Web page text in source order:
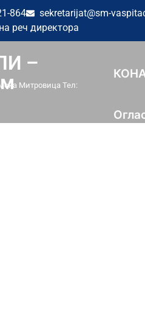
864
sekretarijat@sm-
реч директора
–
Митровица Тел: